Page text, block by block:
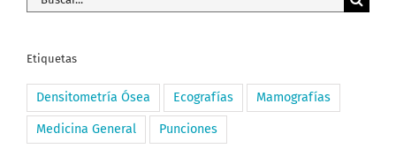
Etiquetas
Densitometría Ósea Ecografías Mamografías
Medicina General Punciones